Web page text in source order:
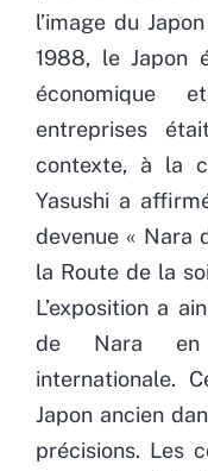
l’image du
1988, le Japon
économique
entreprises
contexte, à la
Yasushi a
devenue « Nara
la Route de la
L’exposition a
de Nara en
internationale.
Japon ancien
précisions. Les